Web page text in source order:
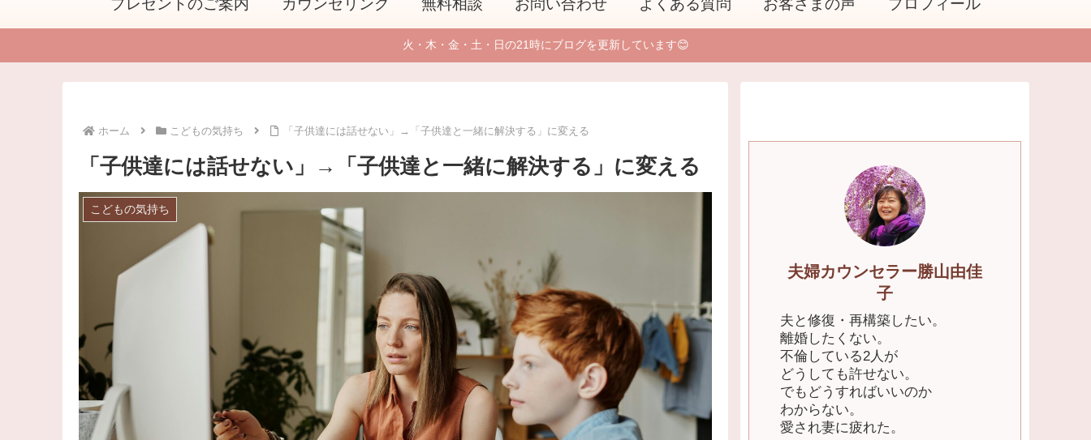
プレゼントのご案内 カウンセリング 無料相談 お問い合わせ よくある質問 お客さまの声 プロフィール
火・木・金・土・日の21時にブログを更新しています😊
ホーム こどもの気持ち 「子供達には話せない」→「子供達と一緒に解決する」に変える
「子供達には話せない」→「子供達と一緒に解決する」に変える
こどもの気持ち
夫婦カウンセラー勝山由佳
子
夫と修復・再構築したい。
離婚したくない。
不倫している2人が
どうしても許せない。
でもどうすればいいのか
わからない。
愛され妻に疲れた。